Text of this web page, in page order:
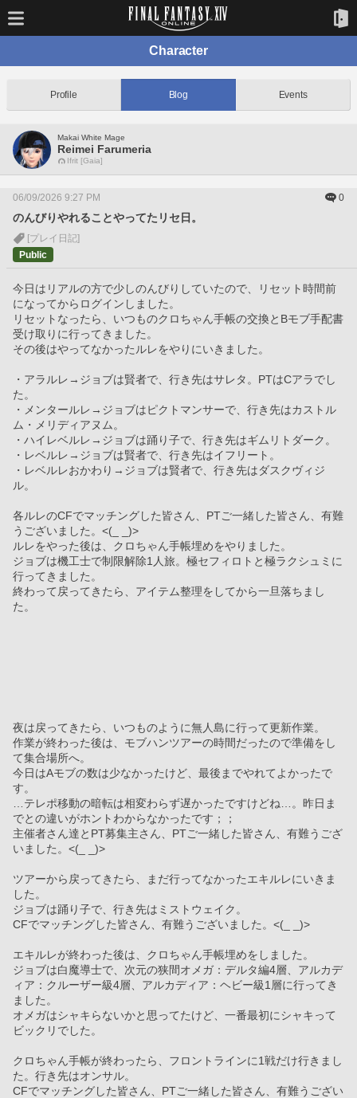
Character
Profile Blog Events
Makai White Mage
Reimei Farumeria
Ifrit [Gaia]
06/09/2026 9:27 PM 0
のんびりやれることやってたリセ日。
[プレイ日記]
Public
今日はリアルの方で少しのんびりしていたので、リセット時間前
になってからログインしました。
リセットなったら、いつものクロちゃん手帳の交換とBモブ手配書
受け取りに行ってきました。
その後はやってなかったルレをやりにいきました。
・アラルレ→ジョブは賢者で、行き先はサレタ。PTはCアラでし
た。
・メンタールレ→ジョブはピクトマンサーで、行き先はカストル
ム・メリディアヌム。
・ハイレベルレ→ジョブは踊り子で、行き先はギムリトダーク。
・レベルレ→ジョブは賢者で、行き先はイフリート。
・レベルレおかわり→ジョブは賢者で、行き先はダスクヴィジ
ル。
各ルレのCFでマッチングした皆さん、PTご一緒した皆さん、有難
うございました。<(_ _)>
ルレをやった後は、クロちゃん手帳埋めをやりました。
ジョブは機工士で制限解除1人旅。極セフィロトと極ラクシュミに
行ってきました。
終わって戻ってきたら、アイテム整理をしてから一旦落ちまし
た。
夜は戻ってきたら、いつものように無人島に行って更新作業。
作業が終わった後は、モブハンツアーの時間だったので準備をし
て集合場所へ。
今日はAモブの数は少なかったけど、最後までやれてよかったで
す。
…テレポ移動の暗転は相変わらず遅かったですけどね…。昨日ま
でとの違いがホントわからなかったです；；
主催者さん達とPT募集主さん、PTご一緒した皆さん、有難うござ
いました。<(_ _)>
ツアーから戻ってきたら、まだ行ってなかったエキルレにいきま
した。
ジョブは踊り子で、行き先はミストウェイク。
CFでマッチングした皆さん、有難うございました。<(_ _)>
エキルレが終わった後は、クロちゃん手帳埋めをしました。
ジョブは白魔導士で、次元の狭間オメガ：デルタ編4層、アルカデ
ィア：クルーザー級4層、アルカディア：ヘビー級1層に行ってき
ました。
オメガはシャキらないかと思ってたけど、一番最初にシャキって
ビックリでした。
クロちゃん手帳が終わったら、フロントラインに1戦だけ行きまし
た。行き先はオンサル。
CFでマッチングした皆さん、PTご一緒した皆さん、有難うござい